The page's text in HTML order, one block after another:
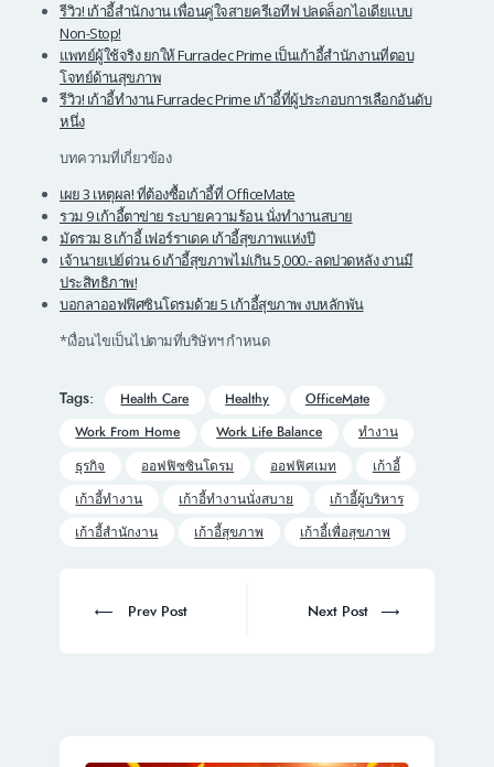
รีวิว! เก้าอี้สำนักงาน เพื่อนคู่ใจสายครีเอทีฟ ปลดล็อกไอเดียแบบ
Non-Stop!
แพทย์ผู้ใช้จริง ยกให้ Furradec Prime เป็นเก้าอี้สำนักงานที่ตอบ
โจทย์ด้านสุขภาพ
รีวิว! เก้าอี้ทำงาน Furradec Prime เก้าอี้ที่ผู้ประกอบการเลือกอันดับ
หนึ่ง
บทความที่เกี่ยวข้อง
เผย 3 เหตุผล! ที่ต้องซื้อเก้าอี้ที่ OfficeMate
รวม 9 เก้าอี้ตาข่าย ระบายความร้อน นั่งทำงานสบาย
มัดรวม 8 เก้าอี้ เฟอร์ราเดค เก้าอี้สุขภาพแห่งปี
เจ้านายเปย์ด่วน 6 เก้าอี้สุขภาพไม่เกิน 5,000.- ลดปวดหลัง งานมี
ประสิทธิภาพ!
บอกลาออฟฟิศซินโดรมด้วย 5 เก้าอี้สุขภาพ งบหลักพัน
*เงื่อนไขเป็นไปตามที่บริษัทฯ กำหนด
Tags: Health Care Healthy
OfficeMate
Work From Home
Work Life Balance
ทำงาน
ธุรกิจ
ออฟฟิซซินโดรม ออฟฟิศเมท
เก้าอี้
เก้าอี้ทำงาน
เก้าอี้ทำงานนั่งสบาย
เก้าอี้ผู้บริหาร
เก้าอี้สำนักงาน
เก้าอี้สุขภาพ เก้าอี้เพื่อสุขภาพ
navigation
Prev
Prev Post
Next
Next Post